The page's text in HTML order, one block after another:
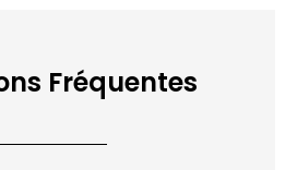
Fréquentes